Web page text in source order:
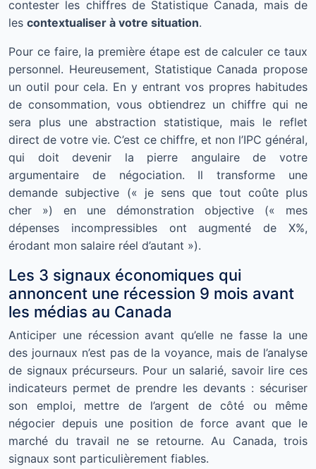
contester les chiffres de Statistique Canada, mais de
les contextualiser à votre situation.
Pour ce faire, la première étape est de calculer ce taux
personnel. Heureusement, Statistique Canada propose
un outil pour cela. En y entrant vos propres habitudes
de consommation, vous obtiendrez un chiffre qui ne
sera plus une abstraction statistique, mais le reflet
direct de votre vie. C’est ce chiffre, et non l’IPC général,
qui doit devenir la pierre angulaire de votre
argumentaire de négociation. Il transforme une
demande subjective (« je sens que tout coûte plus
cher ») en une démonstration objective (« mes
dépenses incompressibles ont augmenté de X%,
érodant mon salaire réel d’autant »).
Les 3 signaux économiques qui
annoncent une récession 9 mois avant
les médias au Canada
Anticiper une récession avant qu’elle ne fasse la une
des journaux n’est pas de la voyance, mais de l’analyse
de signaux précurseurs. Pour un salarié, savoir lire ces
indicateurs permet de prendre les devants : sécuriser
son emploi, mettre de l’argent de côté ou même
négocier depuis une position de force avant que le
marché du travail ne se retourne. Au Canada, trois
signaux sont particulièrement fiables.